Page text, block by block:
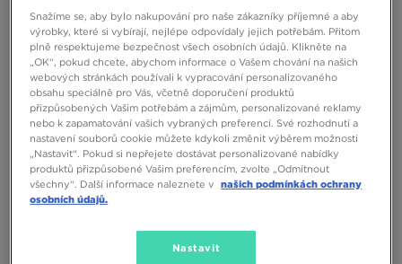
HOODRICH TAŠKA SHADE CROSS
750 Kč
Snažíme se, aby bylo nakupování pro naše zákazníky příjemné a aby
výrobky, které si vybírají, nejlépe odpovídaly jejich potřebám. Přitom
plně respektujeme bezpečnost všech osobních údajů. Klikněte na
„OK“, pokud chcete, abychom informace o Vašem chování na našich
webových stránkách používali k vypracování personalizovaného
obsahu speciálně pro Vás, včetně doporučení produktů
přizpůsobených Vašim potřebám a zájmům, personalizované reklamy
nebo k zapamatování vašich vybraných preferencí. Své rozhodnutí a
nastavení souborů cookie můžete kdykoli změnit výběrem možnosti
„Nastavit“. Pokud si nepřejete dostávat personalizované nabídky
produktů přizpůsobené Vašim preferencím, zvolte „Odmítnout
všechny“. Další informace naleznete v našich podmínkách ochrany
osobních údajů.
Nastavit